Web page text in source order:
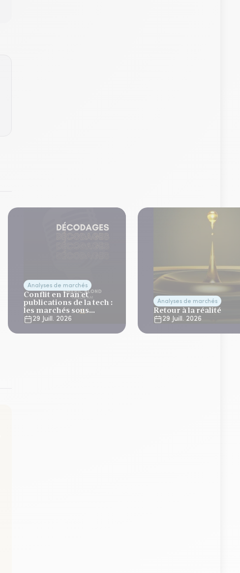
Analyses de marchés
Conflit en Iran et
publications de la tech :
les marchés sous
tension
29 Juill. 2026
Analyses de marchés
Retour à la réalité
29 Juill. 2026